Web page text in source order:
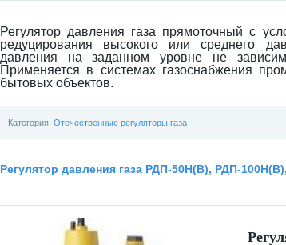
Регулятор давления газа прямоточный с
редуцирования высокого или среднего
давления на заданном уровне не
Применяется в системах газоснабжения
бытовых объектов.
Категория: Отечественные регуляторы газа
Регулятор давления газа РДП-50Н(В), РДП-